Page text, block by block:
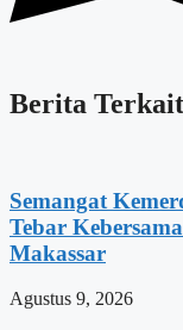
Berita Terkait
Semangat
Tebar
Makassar
Agustus 9, 2026